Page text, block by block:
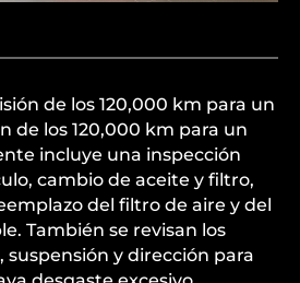
de los 120,000 km para un
de los 120,000 km para un
incluye una inspección
cambio de aceite y filtro,
del filtro de aire y del
También se revisan los
suspensión y dirección para